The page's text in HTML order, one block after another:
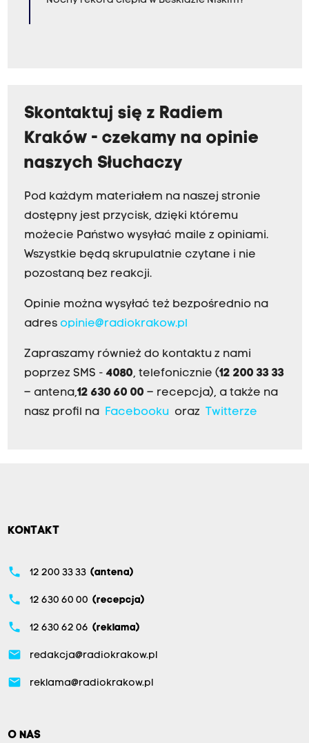
Skontaktuj się z Radiem
Kraków - czekamy na opinie
naszych Słuchaczy
Pod każdym materiałem na naszej stronie
dostępny jest przycisk, dzięki któremu
możecie Państwo wysyłać maile z opiniami.
Wszystkie będą skrupulatnie czytane i nie
pozostaną bez reakcji.
Opinie można wysyłać też bezpośrednio na
adres opinie@radiokrakow.pl
Zapraszamy również do kontaktu z nami
poprzez SMS - 4080, telefonicznie (12 200 33 33
– antena,12 630 60 00 – recepcja), a także na
nasz profil na Facebookuoraz Twitterze
KONTAKT
phone 12 200 33 33 (antena)
phone 12 630 60 00 (recepcja)
phone 12 630 62 06 (reklama)
email redakcja@radiokrakow.pl
email reklama@radiokrakow.pl
O NAS